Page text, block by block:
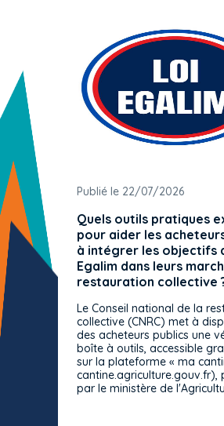
Publié le 22/07/2026
Quels outils pratiques
pour aider les
à intégrer les objectifs
Egalim dans leurs
restauration collective
Le Conseil national de la
collective (CNRC) met à
des acheteurs publics une
boîte à outils, accessible
sur la plateforme « ma
cantine.agriculture.gouv.fr),
par le ministère de